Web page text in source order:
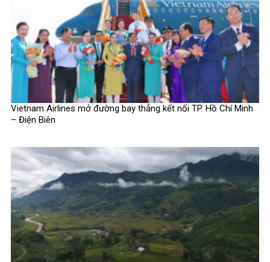
Vietnam Airlines mở đường bay thẳng kết nối TP. Hồ Chí Minh
– Điện Biên